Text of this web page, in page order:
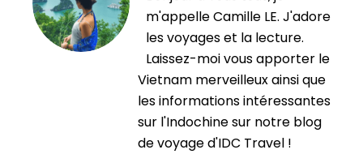
m'appelle Camille LE. J'adore
les voyages et la lecture.
Laissez-moi vous apporter le
Vietnam merveilleux ainsi que
les informations intéressantes
sur l'Indochine sur notre blog
de voyage d'IDC Travel !